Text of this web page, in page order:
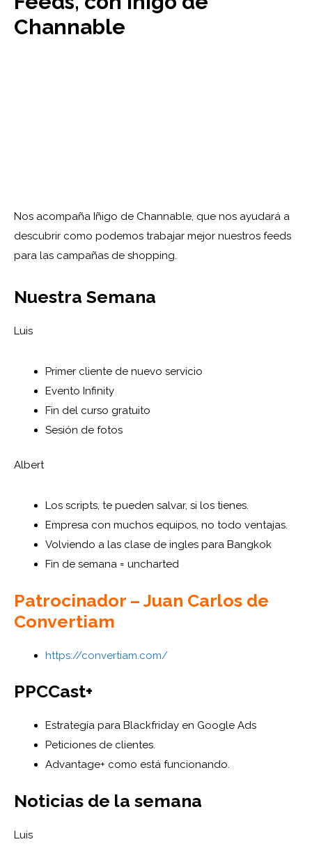
Channable
Nos acompaña Iñigo de Channable, que nos ayudará a
descubrir como podemos trabajar mejor nuestros feeds
para las campañas de shopping.
Nuestra Semana
Luis
Primer cliente de nuevo servicio
Evento Infinity
Fin del curso gratuito
Sesión de fotos
Albert
Los scripts, te pueden salvar, si los tienes.
Empresa con muchos equipos, no todo ventajas.
Volviendo a las clase de ingles para Bangkok
Fin de semana = uncharted
Patrocinador – Juan Carlos de
Convertiam
https://convertiam.com/
PPCCast+
Estrategía para Blackfriday en Google Ads
Peticiones de clientes.
Advantage+ como está funcionando.
Noticias de la semana
Luis